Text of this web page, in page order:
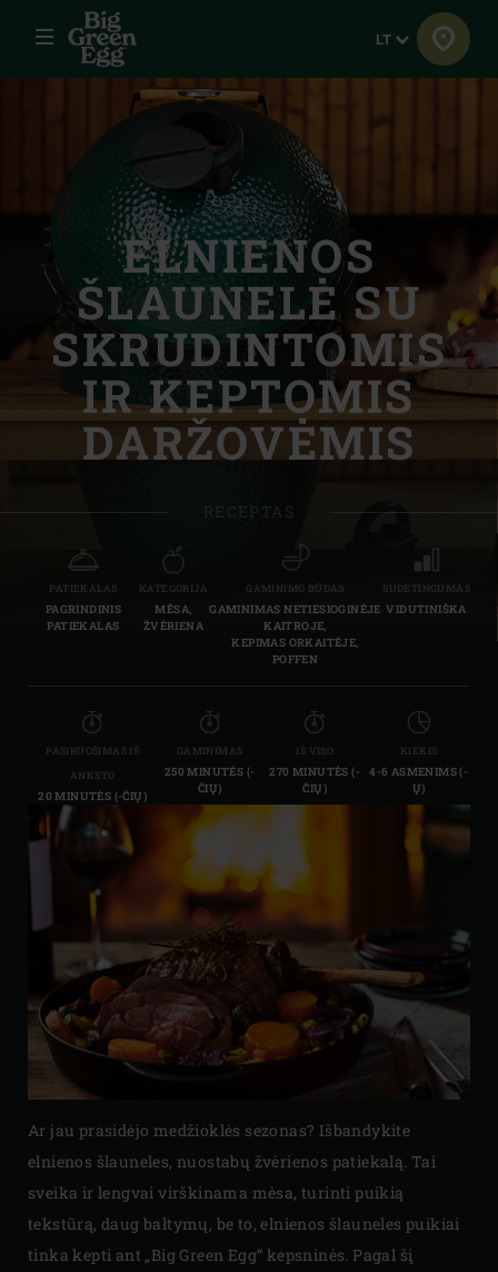
Meniu Kalba
LT
ELNIENOS
ŠLAUNELĖ SU
SKRUDINTOMIS
IR KEPTOMIS
DARŽOVĖMIS
RECEPTAS
PATIEKALAS
PAGRINDINIS
PATIEKALAS
KATEGORIJA
MĖSA,
ŽVĖRIENA
GAMINIMO BŪDAS
GAMINIMAS NETIESIOGINĖJE
KAITROJE,
KEPIMAS ORKAITĖJE,
POFFEN
SUDĖTINGUMAS
VIDUTINIŠKA
PASIRUOŠIMAS IŠ
ANKSTO
20 MINUTĖS (-ČIŲ)
GAMINIMAS
250 MINUTĖS (-
ČIŲ)
IŠ VISO
270 MINUTĖS (-
ČIŲ)
KIEKIS
4-6 ASMENIMS (-
Ų)
Ar jau prasidėjo medžioklės sezonas? Išbandykite
elnienos šlauneles, nuostabų žvėrienos patiekalą. Tai
sveika ir lengvai virškinama mėsa, turinti puikią
tekstūrą, daug baltymų, be to, elnienos šlauneles puikiai
tinka kepti ant „Big Green Egg“ kepsninės. Pagal šį